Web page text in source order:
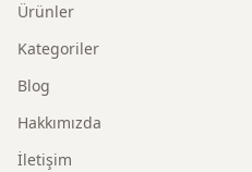
Ürünler
Kategoriler
Blog
Hakkımızda
İletişim